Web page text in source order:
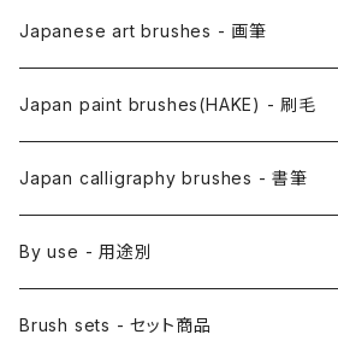
Japanese art brushes - 画筆
Anime Fude - アニメ用筆
Etegami(picture letter)-絵手紙用筆
Saishiki Fude(coloring) - 彩色筆
Menso(thin line,details)-面相筆
Japan paint brushes(HAKE) - 刷毛
E Bake(Japanese painting)-絵刷毛
Surikomi Bake(dyeing)-スリ込刷毛
Sashi Bake(dyeing) - 差指刷毛
Japan calligraphy brushes - 書筆
Zen
By use - 用途別
Japanese style painting - 日本画
Brush sets - セット商品